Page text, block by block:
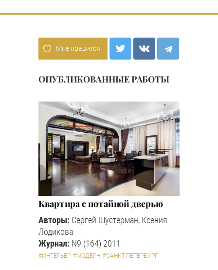
Мне нравится
ОПУБЛИКОВАННЫЕ РАБОТЫ
Квартира с потайной дверью
Авторы: Сергей Шустерман, Ксения
Лодикова
Журнал: N9 (164) 2011
#ИНТЕРЬЕР #МОДЕРН #САНКТ-ПЕТЕРБУРГ